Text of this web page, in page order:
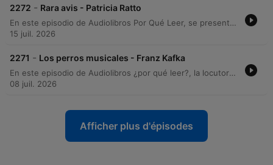
2272 - Rara avis - Patricia Ratto
En este episodio de Audiolibros Por Qué Leer, se presenta la lectura del cuento Rara Abis, de la autora Patricia Rato, perteneciente a la antología Faunas. La narrativa explora el encuentro fortuito de un hombre con un ser herido que cae del cielo, desencadenando una transformación en su vida y una conexión profunda con lo inesperado. La locución acompaña la lectura con reflexiones sobre la técnica narrativa de Rato y comparte detalles sobre la inspiración real detrás de la obra, basada en una anécdot de la autora. El episodio ofrece una experiencia inmersiva que transita entre lo cotidiano y lo fantástico.
15 juil. 2026
2271 - Los perros musicales - Franz Kafka
En este episodio de Audiolibros ¿por qué leer?, la locutora Ceci Bona presenta una lectura de Los perros musicales, un fragmento de la obra inconclusa Investigaciones de un perro de Franz Kafka. El relato, recuperado de la revista argentina Disco de 1945, ofrece una perspectiva narrativa única desde el punto de vista de un perro cachorro que presencia una asombrosa y perturbadora exhibición musical realizada por un grupo de siete canes. La narradora comparte además el proceso de hallazgo del texto a través del Archivo Histórico de Revistas Argentinas, destacando la riqueza de este material inédito y la experiencia sensorial de la lectura. El episodio concluye con una breve reflexión sobre la interpretación del texto y los detalles de producción del podcast.
08 juil. 2026
Afficher plus d'épisodes